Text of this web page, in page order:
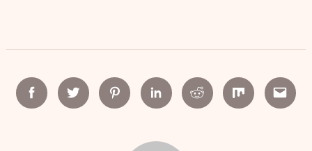
FacebookTwitter PinterestLinkedinReddit Mix Email
Search
for: